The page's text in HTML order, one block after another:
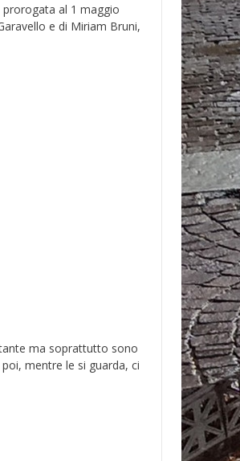
al 1 maggio
e di Miriam Bruni,
ma soprattutto sono
mentre le si guarda, ci